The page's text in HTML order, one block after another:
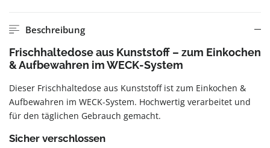
Beschreibung
Frischhaltedose aus Kunststoff – zum Einkochen
& Aufbewahren im WECK-System
Dieser Frischhaltedose aus Kunststoff ist zum Einkochen &
Aufbewahren im WECK-System. Hochwertig verarbeitet und
für den täglichen Gebrauch gemacht.
Sicher verschlossen